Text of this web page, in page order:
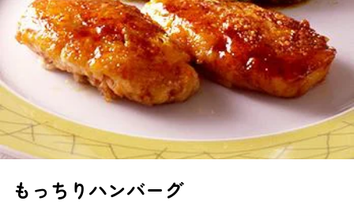
もっちりハンバーグ